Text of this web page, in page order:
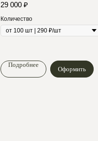
29 000 ₽
Количество
Подробнее
Оформить